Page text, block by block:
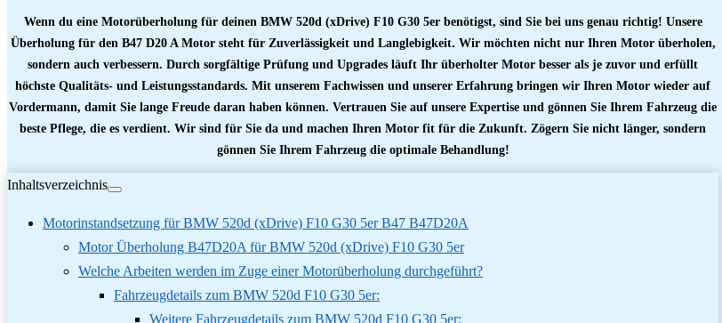
Wenn du eine Motorüberholung für deinen BMW 520d (xDrive) F10 G30 5er benötigst, sind Sie bei uns genau richtig! Unsere
Überholung für den B47 D20 A Motor steht für Zuverlässigkeit und Langlebigkeit. Wir möchten nicht nur Ihren Motor überholen,
sondern auch verbessern. Durch sorgfältige Prüfung und Upgrades läuft Ihr überholter Motor besser als je zuvor und erfüllt
höchste Qualitäts- und Leistungsstandards. Mit unserem Fachwissen und unserer Erfahrung bringen wir Ihren Motor wieder auf
Vordermann, damit Sie lange Freude daran haben können. Vertrauen Sie auf unsere Expertise und gönnen Sie Ihrem Fahrzeug die
beste Pflege, die es verdient. Wir sind für Sie da und machen Ihren Motor fit für die Zukunft. Zögern Sie nicht länger, sondern
gönnen Sie Ihrem Fahrzeug die optimale Behandlung!
Inhaltsverzeichnis
Motorinstandsetzung für BMW 520d (xDrive) F10 G30 5er B47 B47D20A
Motor Überholung B47D20A für BMW 520d (xDrive) F10 G30 5er
Welche Arbeiten werden im Zuge einer Motorüberholung durchgeführt?
Fahrzeugdetails zum BMW 520d F10 G30 5er:
Weitere Fahrzeugdetails zum BMW 520d F10 G30 5er: